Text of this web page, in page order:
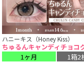
ハニーキス（Honey Kiss）
ちゅるんキャンディチョコ
1ヶ月
1箱2